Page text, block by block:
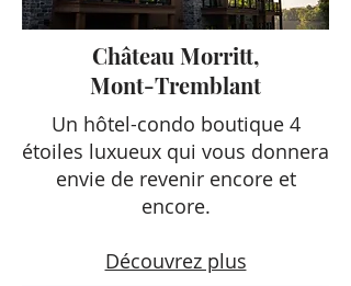
Château Morritt,
Mont-Tremblant
Un hôtel-condo boutique 4
étoiles luxueux qui vous donnera
envie de revenir encore et
encore.
Découvrez plus